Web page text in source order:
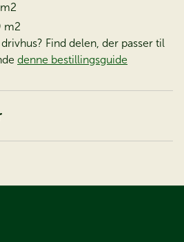
m2
Find delen, der passer til
denne bestillingsguide